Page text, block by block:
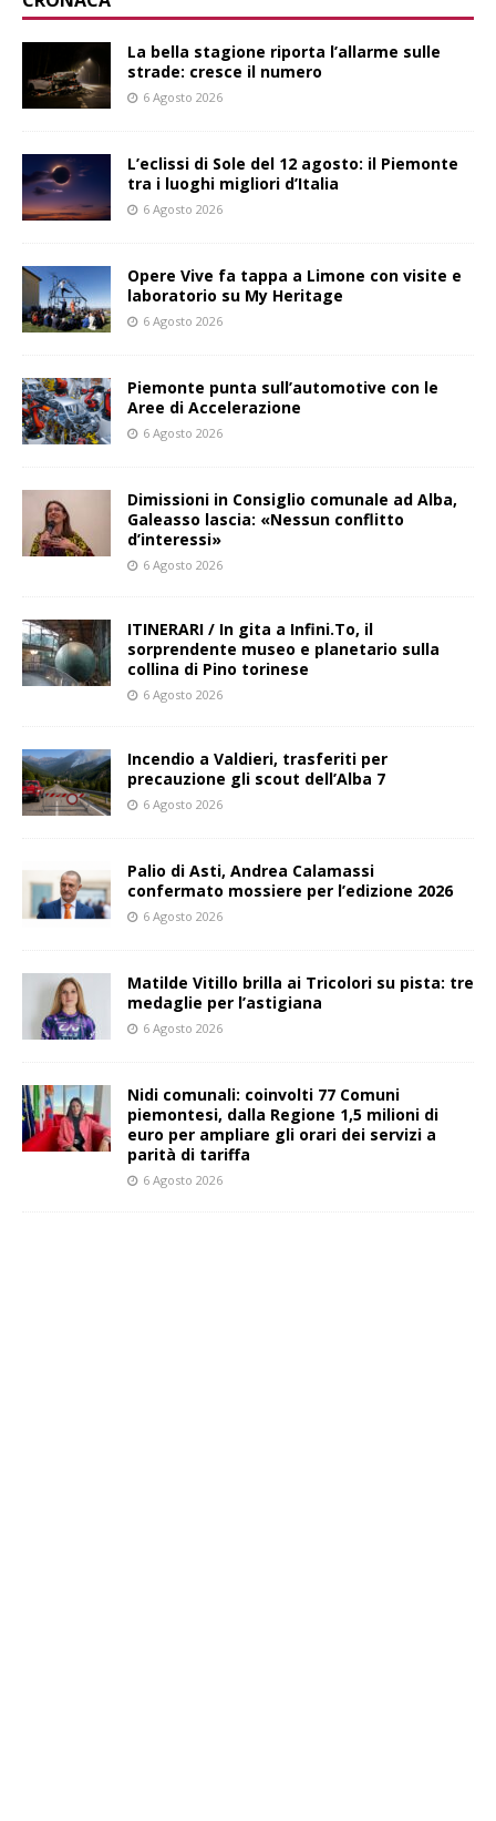
La bella stagione riporta l’allarme sulle
strade: cresce il numero
6 Agosto 2026
L’eclissi di Sole del 12 agosto: il Piemonte
tra i luoghi migliori d’Italia
6 Agosto 2026
Opere Vive fa tappa a Limone con visite e
laboratorio su My Heritage
6 Agosto 2026
Piemonte punta sull’automotive con le
Aree di Accelerazione
6 Agosto 2026
Dimissioni in Consiglio comunale ad Alba,
Galeasso lascia: «Nessun conflitto
d’interessi»
6 Agosto 2026
ITINERARI / In gita a Infini.To, il
sorprendente museo e planetario sulla
collina di Pino torinese
6 Agosto 2026
Incendio a Valdieri, trasferiti per
precauzione gli scout dell’Alba 7
6 Agosto 2026
Palio di Asti, Andrea Calamassi
confermato mossiere per l’edizione 2026
6 Agosto 2026
Matilde Vitillo brilla ai Tricolori su pista: tre
medaglie per l’astigiana
6 Agosto 2026
Nidi comunali: coinvolti 77 Comuni
piemontesi, dalla Regione 1,5 milioni di
euro per ampliare gli orari dei servizi a
parità di tariffa
6 Agosto 2026